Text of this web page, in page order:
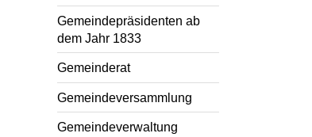
Gemeindepräsidenten ab
dem Jahr 1833
Gemeinderat
Gemeindeversammlung
Gemeindeverwaltung